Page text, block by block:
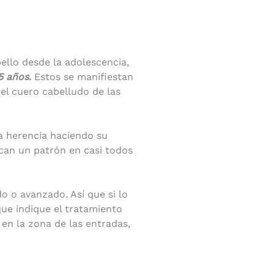
desde la adolescencia,
años. Estos se manifiestan
cuero cabelludo de las
herencia haciendo su
un patrón en casi todos
o avanzado. Así que si lo
indique el tratamiento
la zona de las entradas,